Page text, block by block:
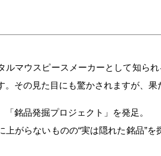
ルマウスピースメーカーとして知ら
。その見た目にも驚かされますが、
「銘品発掘プロジェクト」を発足。
上がらないものの“実は隠れた銘品”